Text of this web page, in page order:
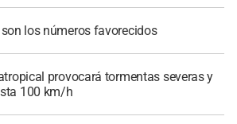
los números favorecidos
provocará tormentas severas y
100 km/h